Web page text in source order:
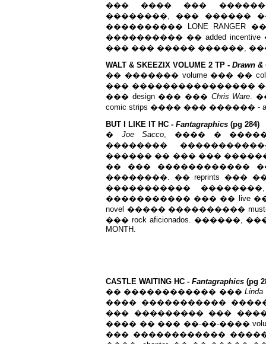
��� ���� ���
��������, ��� ������
���������� LONE RANGER
���������� �� added
��� ��� ����� ������,
WALT & SKEEZIX VOLUME 2 TP - Drawn &
�� ������� volume ��� ��
��� ����������������
��� design ��� ��� Chris Ware.
comic strips ���� ��� ������ - and
BUT I LIKE IT HC - Fantagraphics (pg 284)
� Joe Sacco, ���� �
��������
������ �� ��� ���
�� ��� ������������
��������. �� reprints ���
�����������
����������� ��� �� live
novel ����� ����������
��� rock aficionados. ������,
MONTH.
CASTLE WAITING HC - Fantagraphics (pg
�� ������������ ���Linda
���� �����������
��� ��������� ���
���� �� ��� ��-��-����
��� ������������